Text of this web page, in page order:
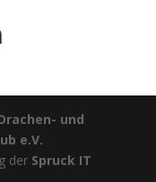
und
e.V.
der Spruck IT